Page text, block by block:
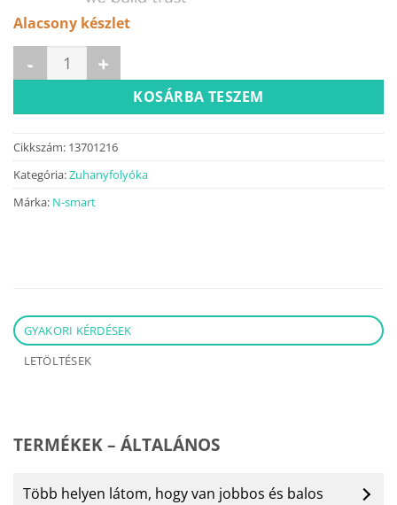
Alacsony készlet
CONFLUO Frameless Line 950 Fehér üveg zuhanyfolyóka
KOSÁRBA TESZEM
Cikkszám: 13701216
Kategória:Zuhanyfolyóka
Márka: N-smart
GYAKORI KÉRDÉSEK
LETÖLTÉSEK
TERMÉKEK – ÁLTALÁNOS
Több helyen látom, hogy van jobbos és balos